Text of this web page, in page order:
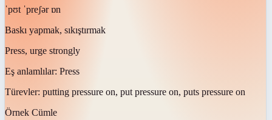
ˈpʊt ˈpreʃər ɒn
Baskı yapmak, sıkıştırmak
Press, urge strongly
Eş anlamlılar: Press
Türevler: putting pressure on, put pressure on, puts pressure on
Örnek Cümle